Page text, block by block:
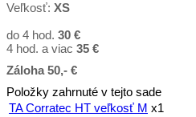
Veľkosť: XS
do 4 hod. 30 €
4 hod. a viac 35 €
Záloha 50,- €
Položky zahrnuté v tejto sade
TA Corratec HT veľkosť M x1